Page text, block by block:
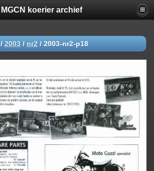
MGCN koerier archief
/ 2003 / nr2 / 2003-nr2-p18